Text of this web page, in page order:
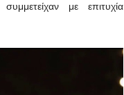
με επιτυχία